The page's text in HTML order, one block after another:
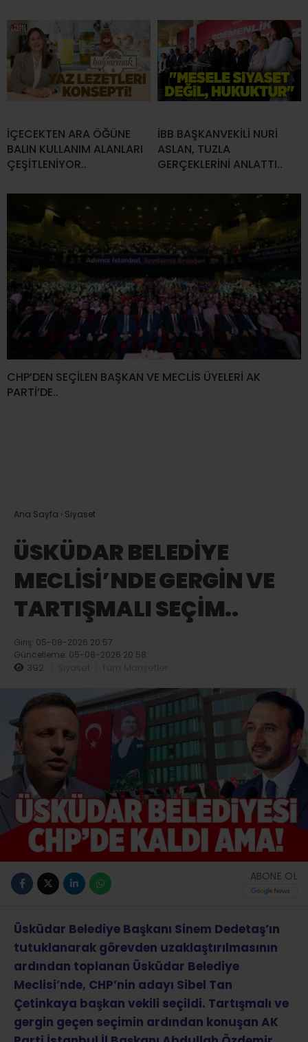
İÇECEKTEN ARA ÖĞÜNE
BALIN KULLANIM ALANLARI
ÇEŞİTLENİYOR..
İBB BAŞKANVEKİLİ NURİ
ASLAN, TUZLA
GERÇEKLERİNİ ANLATTI..
CHP’DEN SEÇİLEN BAŞKAN VE MECLİS ÜYELERİ AK
PARTİ’DE..
Ana Sayfa › Siyaset
ÜSKÜDAR BELEDİYE
MECLİSİ’NDE GERGİN VE
TARTIŞMALI SEÇİM..
Giriş: 05-08-2026 20:57
Güncelleme: 05-08-2026 20:58
392 Siyaset Tüm Manşetler
ABONE OL
Üsküdar Belediye Başkanı Sinem Dedetaş’ın
tutuklanarak görevden uzaklaştırılmasının
ardından toplanan Üsküdar Belediye
Meclisi’nde, CHP’nin adayı Sibel Tan
Çetinkaya başkan vekili seçildi. Tartışmalı ve
gergin geçen seçimin ardından konuşan AK